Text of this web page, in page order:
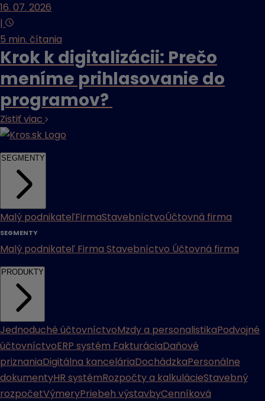
16. 07. 2026
|
5 min. čítania
Krok k digitalizácii: Prečo
meníme prihlasovanie do
programov?
Zistiť viac
SEGMENTY
Malý podnikateľFirmaStavebníctvoÚčtovná firma
SEGMENTY
Malý podnikateľ Firma Stavebníctvo Účtovná firma
PRODUKTY
Jednoduché účtovníctvoMzdy a personalistikaPodvojné
účtovníctvoERP systém FakturáciaDaňové
priznaniaDigitálna kanceláriaDochádzkaPersonálne
dokumentyHR systémRozpočty a kalkulácieStavebný
rozpočetVýmeryPriebeh výstavbyCenníková